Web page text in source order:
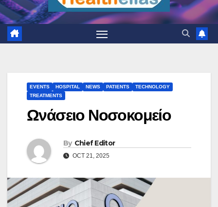
EVENTS HOSPITAL NEWS PATIENTS
TECHNOLOGY
TREATMENTS
Ωνάσειο Νοσοκομείο
By Chief Editor
OCT 21, 2025